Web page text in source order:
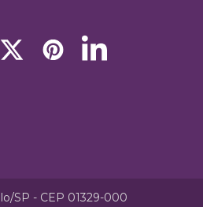
SP - CEP 01329-000